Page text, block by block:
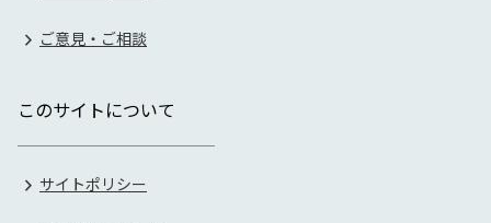
ご意見・ご相談
このサイトについて
サイトポリシー